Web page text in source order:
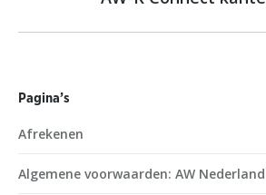
Pagina’s
Afrekenen
Algemene voorwaarden: AW Nederland